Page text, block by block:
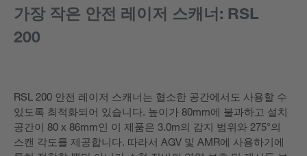
가장 작은 안전 레이저 스캐너: RSL
200
RSL 200 안전 레이저 스캐너는 협소한 공간에서도 사용할 수
있도록 최적화되어 있습니다. 높이가 80mm에 불과하고 설치
공간이 80 x 86mm인 이 제품은 3.0m의 감지 범위와 275°의
스캔 각도를 제공합니다. 따라서 AGV 및 AMR에 사용하기에